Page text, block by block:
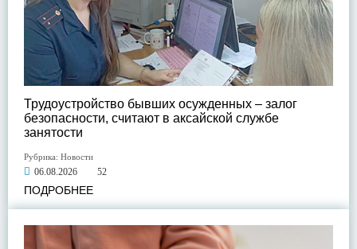
Трудоустройство бывших осужденных – залог
безопасности, считают в аксайской службе
занятости
Рубрика: Новости
06.08.2026 52
ПОДРОБНЕЕ